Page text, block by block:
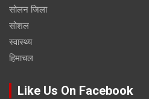
सोलन जिला
सोशल
स्वास्थ्य
हिमाचल
Like Us On Facebook